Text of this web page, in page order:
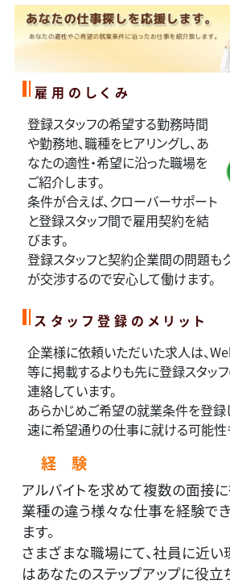
雇用のしくみ
登録スタッフの希望する勤務時間
や勤務地、職種をヒアリングし、あ
なたの適性・希望に沿った職場を
ご紹介します。
条件が合えば、クローバーサポート
と登録スタッフ間で雇用契約を結
びます。
登録スタッフと契約企業間の問題も
が交渉するので安心して働けます。
スタッフ登録のメリット
企業様に依頼いただいた求人は、
等に掲載するよりも先に登録スタッ
連絡しています。
あらかじめご希望の就業条件を登録
速に希望通りの仕事に就ける可能性
経 験
アルバイトを求めて複数の面接
業種の違う様々な仕事を経験でき
ます。
さまざまな職場にて、社員に近
はあなたのステップアップに役立